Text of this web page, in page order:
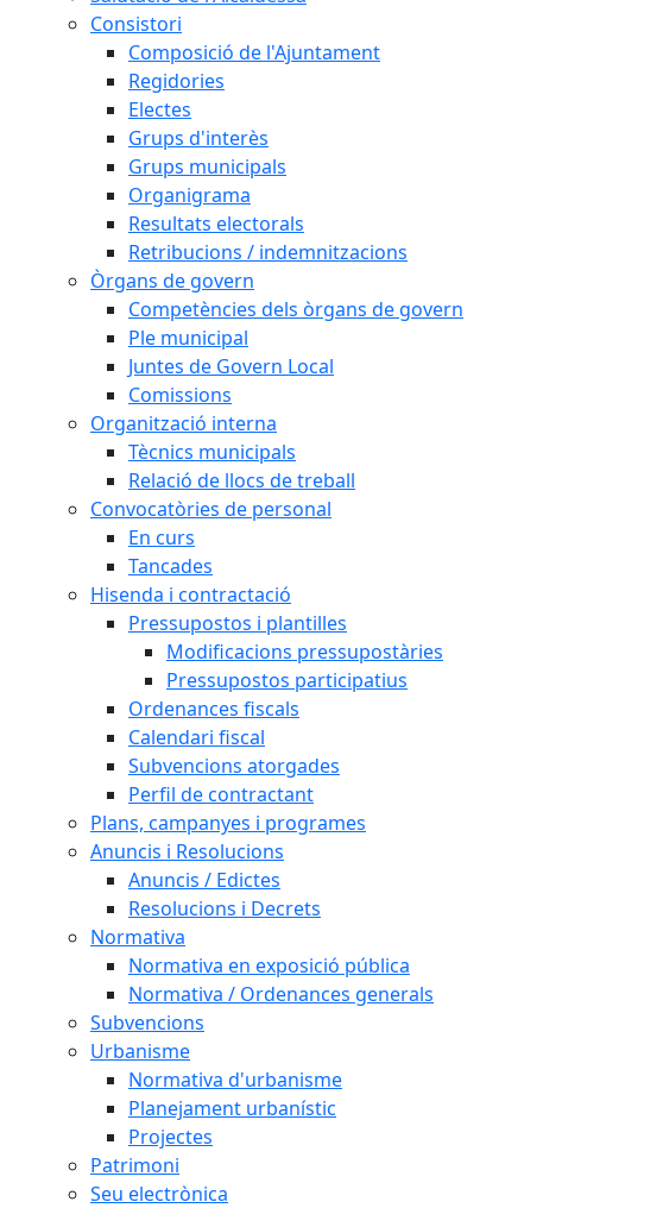
Consistori
Composició de l'Ajuntament
Regidories
Electes
Grups d'interès
Grups municipals
Organigrama
Resultats electorals
Retribucions / indemnitzacions
Òrgans de govern
Competències dels òrgans de govern
Ple municipal
Juntes de Govern Local
Comissions
Organització interna
Tècnics municipals
Relació de llocs de treball
Convocatòries de personal
En curs
Tancades
Hisenda i contractació
Pressupostos i plantilles
Modificacions pressupostàries
Pressupostos participatius
Ordenances fiscals
Calendari fiscal
Subvencions atorgades
Perfil de contractant
Plans, campanyes i programes
Anuncis i Resolucions
Anuncis / Edictes
Resolucions i Decrets
Normativa
Normativa en exposició pública
Normativa / Ordenances generals
Subvencions
Urbanisme
Normativa d'urbanisme
Planejament urbanístic
Projectes
Patrimoni
Seu electrònica